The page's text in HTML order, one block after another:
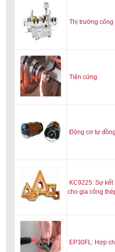
Thị trường
Tiện cứng
Động cơ tự
KC9225: Sự
cho gia công
EP30FL: Hợp